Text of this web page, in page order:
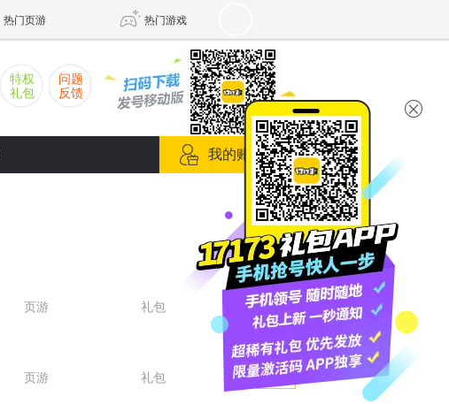
热门页游 热门游戏
传奇4
新天龙八部
特权
礼包
问题
反馈
我的账号箱
页游 礼包 抢号
页游 礼包 淘号